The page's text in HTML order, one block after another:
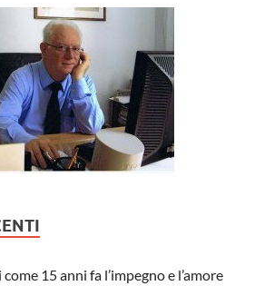
15 anni fa l’impegno e l’amore